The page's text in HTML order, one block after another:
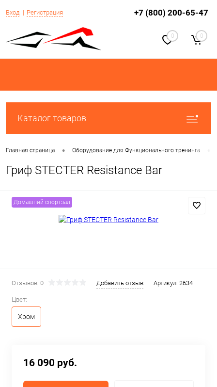
Вход Регистрация +7 (800) 200-65-47
0 0
Каталог товаров
Главная страница • Оборудование для Функционального тренинга
Гриф STECTER Resistance Bar
Домашний спортзал
Отзывов: 0 Добавить отзыв Артикул: 2634
Цвет:
Хром
16 090 руб.